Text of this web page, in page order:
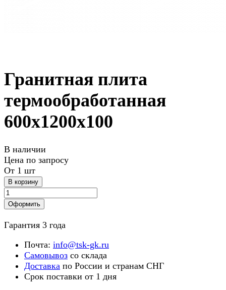
Гранитная плита
термообработанная
600х1200х100
В наличии
Цена по запросу
От 1 шт
В корзину
Оформить
Гарантия 3 года
Почта: info@tsk-gk.ru
Самовывоз со склада
Доставка по России и странам СНГ
Срок поставки от 1 дня